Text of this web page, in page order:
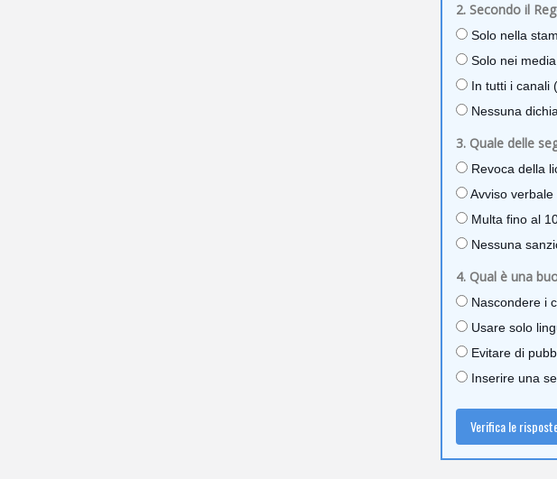
2. Secondo il
Solo nella
Solo nei
In tutti i canali
Nessuna
3. Quale delle
Revoca della
Avviso verbale
Multa fino al
Nessuna
4. Qual è una
Nascondere i
Usare solo
Evitare di
Inserire una
Verifica le